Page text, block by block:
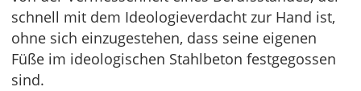
schnell mit dem Ideologieverdacht zur Hand ist,
ohne sich einzugestehen, dass seine eigenen
Füße im ideologischen Stahlbeton festgegossen
sind.